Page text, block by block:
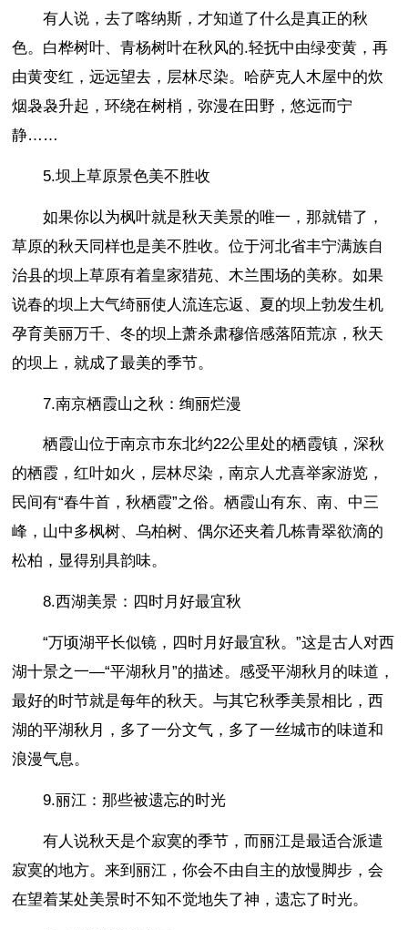
有人说，去了喀纳斯，才知道了什么是真正的秋
色。白桦树叶、青杨树叶在秋风的.轻抚中由绿变黄，再
由黄变红，远远望去，层林尽染。哈萨克人木屋中的炊
烟袅袅升起，环绕在树梢，弥漫在田野，悠远而宁
静……
5.坝上草原景色美不胜收
如果你以为枫叶就是秋天美景的唯一，那就错了，
草原的秋天同样也是美不胜收。位于河北省丰宁满族自
治县的坝上草原有着皇家猎苑、木兰围场的美称。如果
说春的坝上大气绮丽使人流连忘返、夏的坝上勃发生机
孕育美丽万千、冬的坝上萧杀肃穆倍感落陌荒凉，秋天
的坝上，就成了最美的季节。
7.南京栖霞山之秋：绚丽烂漫
栖霞山位于南京市东北约22公里处的栖霞镇，深秋
的栖霞，红叶如火，层林尽染，南京人尤喜举家游览，
民间有“春牛首，秋栖霞”之俗。栖霞山有东、南、中三
峰，山中多枫树、乌柏树、偶尔还夹着几栋青翠欲滴的
松柏，显得别具韵味。
8.西湖美景：四时月好最宜秋
“万顷湖平长似镜，四时月好最宜秋。”这是古人对西
湖十景之一—“平湖秋月”的描述。感受平湖秋月的味道，
最好的时节就是每年的秋天。与其它秋季美景相比，西
湖的平湖秋月，多了一分文气，多了一丝城市的味道和
浪漫气息。
9.丽江：那些被遗忘的时光
有人说秋天是个寂寞的季节，而丽江是最适合派遣
寂寞的地方。来到丽江，你会不由自主的放慢脚步，会
在望着某处美景时不知不觉地失了神，遗忘了时光。